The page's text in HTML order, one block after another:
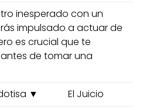
inesperado con un
impulsado a actuar de
es crucial que te
de tomar una
▼
El Juicio